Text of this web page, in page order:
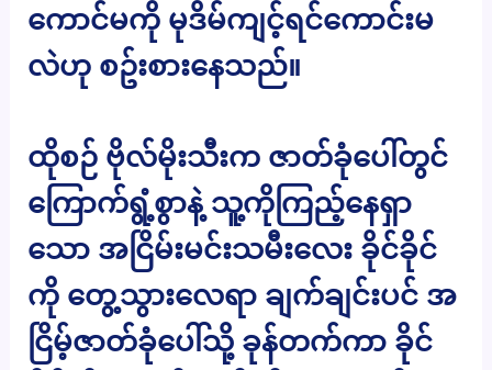
ကောင်မကို မုဒိမ်ကျင့်ရင်ကောင်းမ
လဲဟု စဥ်းစားနေသည်။
ထိုစဉ် ဗိုလ်မိုးသီးက ဇာတ်ခုံပေါ်တွင်
ကြောက်ရွံ့စွာနဲ့ သူ့ကိုကြည့်နေရှာ
သော အငြိမ်းမင်းသမီးလေး ခိုင်ခိုင်
ကို တွေ့သွားလေရာ ချက်ချင်းပင် အ
ငြိမ့်ဇာတ်ခုံပေါ်သို့ ခုန်တက်ကာ ခိုင်